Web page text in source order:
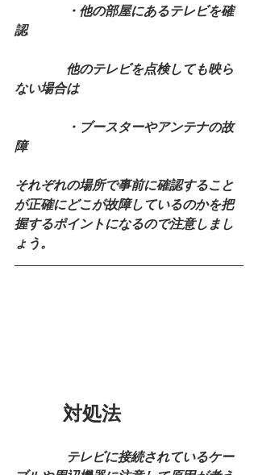
・他の部屋にあるテレビを確
認
他のテレビを点検しても映ら
ない場合は
・ブースターやアンテナの故
障
それぞれの場所で事前に確認すること
が正確にどこが故障しているのかを把
握するポイントになるので注意しまし
ょう。
対処法
テレビに接続されているケー